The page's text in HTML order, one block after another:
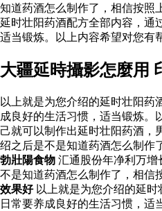
知道药酒怎么制作了，相信按照
延时壮阳药酒配方全部内容，通
适当锻炼。以上内容希望对您有
大疆延時攝影怎麼用
以上就是为您介绍的延时壮阳
成良好的生活习惯，适当锻炼。
己就可以制作出延时壮阳药酒，
绍之后是不是知道药酒怎么制作
勃壯陽食物 汇通股份年净利万增
不是知道药酒怎么制作了，相信
效果好以上就是为您介绍的延时
日常要养成良好的生活习惯，